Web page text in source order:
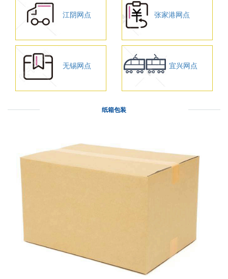
江阴网点 张家港网点
无锡网点 宜兴网点
纸箱包装